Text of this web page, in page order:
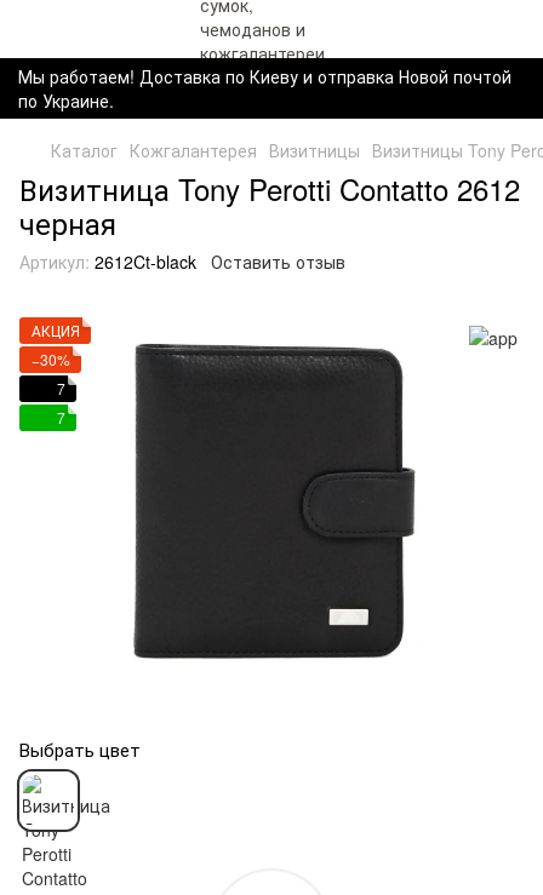
Мы работаем! Доставка по Киеву и отправка Новой почтой
по Украине.
Каталог Кожгалантерея Визитницы Визитницы Tony
Визитница Tony Perotti Contatto 2612
черная
Артикул: 2612Ct-black Оставить отзыв
АКЦИЯ
−30%
7
7
Выбрать цвет